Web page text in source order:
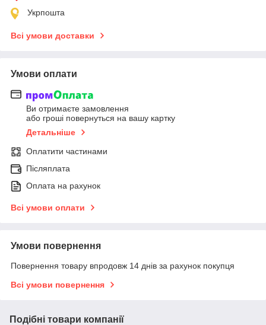
Укрпошта
Всі умови доставки
Умови оплати
Ви отримаєте замовлення
або гроші повернуться на вашу картку
Детальніше
Оплатити частинами
Післяплата
Оплата на рахунок
Всі умови оплати
Умови повернення
Повернення товару впродовж 14 днів за рахунок покупця
Всі умови повернення
Подібні товари компанії